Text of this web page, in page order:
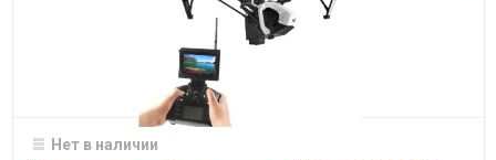
Нет в наличии